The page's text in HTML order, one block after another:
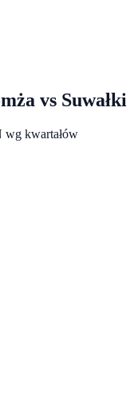
vs Suwałki
wg kwartałów